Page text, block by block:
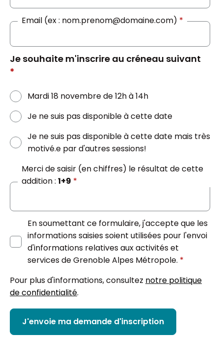
Email (ex : nom.prenom@domaine.com) *
Je souhaite m'inscrire au créneau suivant
*
Mardi 18 novembre de 12h à 14h
Je ne suis pas disponible à cette date
Je ne suis pas disponible à cette date mais très
motivé.e par d'autres sessions!
Merci de saisir (en chiffres) le résultat de cette
addition : 1+9 *
En soumettant ce formulaire, j'accepte que les
informations saisies soient utilisées pour l'envoi
d'informations relatives aux activités et
services de Grenoble Alpes Métropole. *
Pour plus d'informations, consultez notre politique
de confidentialité.